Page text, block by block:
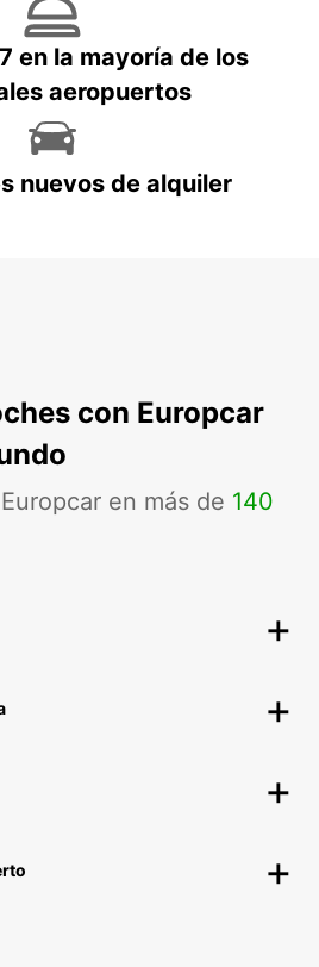
en la mayoría de los
aeropuertos
nuevos de alquiler
con Europcar
en más de 140